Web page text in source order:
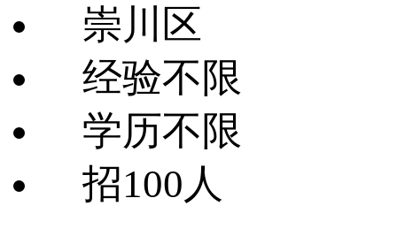
崇川区
经验不限
学历不限
招100人